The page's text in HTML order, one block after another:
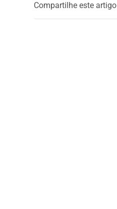
Compartilhe este artigo